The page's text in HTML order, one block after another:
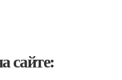
сайте: